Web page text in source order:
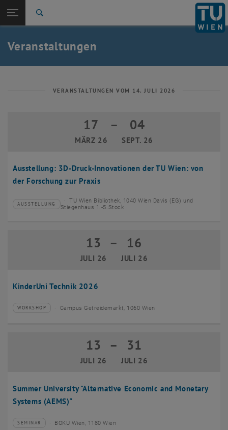
TU Login
Quicklinks
Quicklinks-Menü umschalten
Studium
Karriere
Zurück: Subseiten von Aktuelles auflisten
Aktuelles
Veranstaltungen
VERANSTALTUNGEN VOM 14. JULI 2026
Ausstellung: 3D-Druck-Innovationen der TU Wien: von
der Forschung zur Praxis
17
MÄRZ 26
17 März 2026 bis 04 September 2026
– 04
SEPT. 26
Veranstaltungstyp:
AUSSTELLUNG
Veranstaltungsort:
TU Wien Bibliothek, 1040 Wien Davis (EG) und
Stiegenhaus 1.-5.Stock
KinderUni Technik 2026
13
JULI 26
13 Juli 2026 bis 16 Juli 2026
– 16
JULI 26
Veranstaltungstyp:
WORKSHOP
Veranstaltungsort:Campus Getreidemarkt, 1060 Wien
Summer University "Alternative Economic and Monetary
Systems (AEMS)"
13
JULI 26
13 Juli 2026 bis 31 Juli 2026
– 31
JULI 26
Veranstaltungstyp:
SEMINAR
Veranstaltungsort:BOKU Wien, 1180 Wien